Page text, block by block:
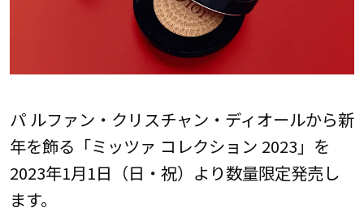
パ ルファン・クリスチャン・ディオールから新
年を飾る「ミッツァ コレクション 2023」を
2023年1月1日（日・祝）より数量限定発売し
ます。